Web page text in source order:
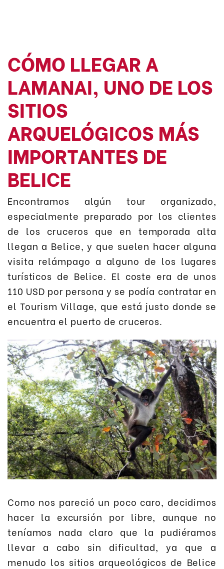
CÓMO LLEGAR A
LAMANAI, UNO DE LOS
SITIOS
ARQUELÓGICOS MÁS
IMPORTANTES DE
BELICE
Encontramos algún tour organizado,
especialmente preparado por los clientes
de los cruceros que en temporada alta
llegan a Belice, y que suelen hacer alguna
visita relámpago a alguno de los lugares
turísticos de Belice. El coste era de unos
110 USD por persona y se podía contratar en
el Tourism Village, que está justo donde se
encuentra el puerto de cruceros.
Como nos pareció un poco caro, decidimos
hacer la excursión por libre, aunque no
teníamos nada claro que la pudiéramos
llevar a cabo sin dificultad, ya que a
menudo los sitios arqueológicos de Belice